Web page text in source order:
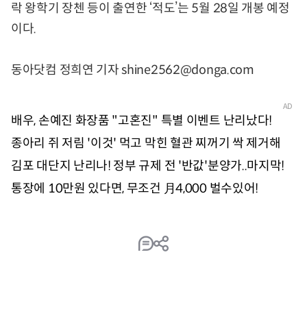
락 왕학기 장첸 등이 출연한 ‘적도’는 5월 28일 개봉 예정
이다.
동아닷컴 정희연 기자 shine2562@donga.com